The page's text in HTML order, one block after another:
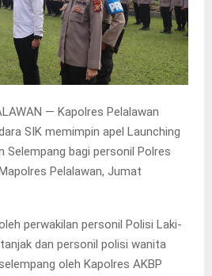
— Kapolres Pelalawan
SIK memimpin apel Launching
Selempang bagi personil Polres
Pelalawan, Jumat
perwakilan personil Polisi Laki-
dan personil polisi wanita
oleh Kapolres AKBP